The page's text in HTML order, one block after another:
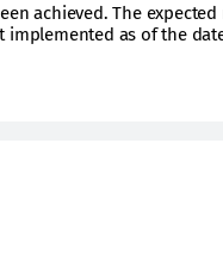
achieved. The
implemented as of the